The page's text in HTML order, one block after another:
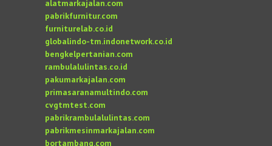
alatmarkajalan.com
pabrikfurnitur.com
furniturelab.co.id
globalindo-tm.indonetwork.co.id
bengkelpertanian.com
rambulalulintas.co.id
pakumarkajalan.com
primasaranamultindo.com
cvgtmtest.com
pabrikrambulalulintas.com
pabrikmesinmarkajalan.com
bortambang.com